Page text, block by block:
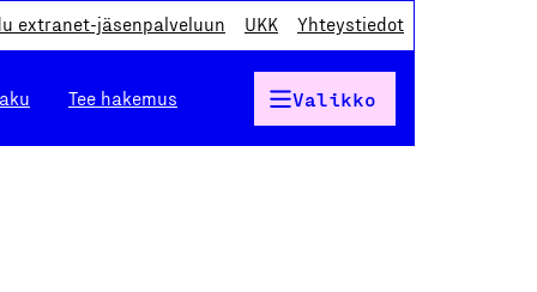
extranet-jäsenpalveluun UKK Yhteystiedot
Tee hakemus Valikko